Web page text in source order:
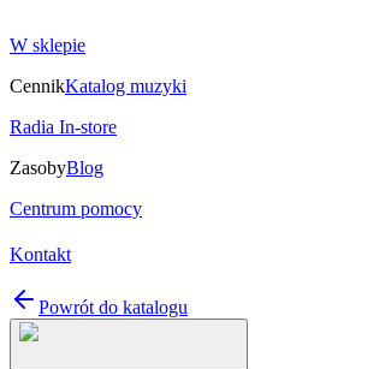
W sklepie
CennikKatalog muzyki
Radia In-store
ZasobyBlog
Centrum pomocy
Kontakt
Powrót do katalogu